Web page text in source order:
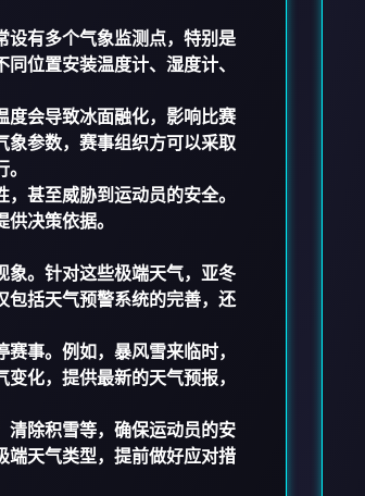
设有多个气象监测点，特别是
位置安装温度计、湿度计、
度会导致冰面融化，影响比赛
象参数，赛事组织方可以采取
甚至威胁到运动员的安全。
决策依据。
象。针对这些极端天气，亚冬
包括天气预警系统的完善，还
事。例如，暴风雪来临时，
化，提供最新的天气预报，
清除积雪等，确保运动员的安
端天气类型，提前做好应对措